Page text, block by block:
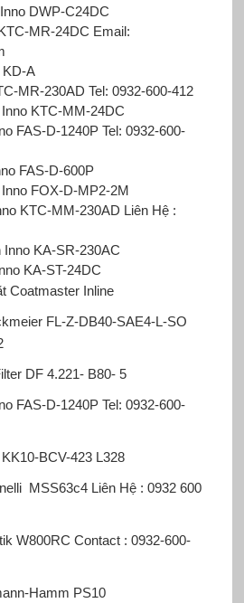
DWP-C24DC
MR-24DC Email:
KD-A
MR-230AD Tel: 0932-600-412
KTC-MM-24DC
FAS-D-1240P Tel: 0932-600-
FAS-D-600P
FOX-D-MP2-2M
KTC-MM-230AD Liên Hệ :
KA-SR-230AC
KA-ST-24DC
CoatmasterInline
FL-Z-DB40-SAE4-L-SO
DF 4.221- B80- 5
FAS-D-1240P Tel: 0932-600-
BCV-423 L328
MSS63c4 Liên Hệ : 0932 600
W800RC Contact : 0932-600-
Hamm PS10